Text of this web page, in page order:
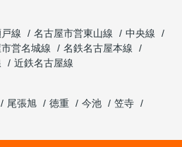
線 名古屋市営東山線
中央線
営名城線
名鉄名古屋本線
近鉄名古屋線
尾張旭 徳重 今池
笠寺